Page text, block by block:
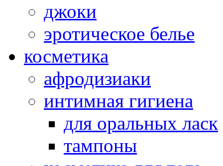
джоки
эротическое белье
косметика
афродизиаки
интимная гигиена
для оральных ласк
тампоны